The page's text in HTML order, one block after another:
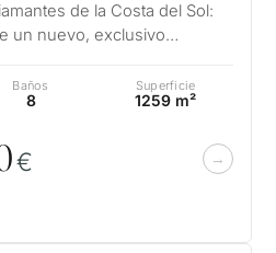
de la Costa del Sol:
un nuevo, exclusivo
Baños
8
Superficie
1259 m²
€